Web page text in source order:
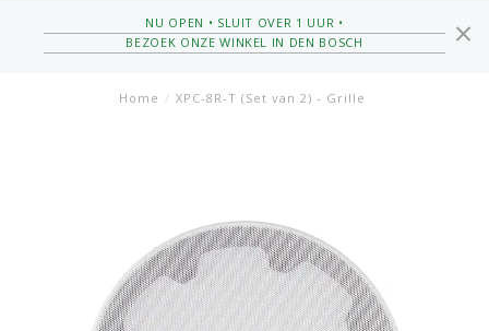
NU OPEN • SLUIT OVER 1 UUR •
BEZOEK ONZE WINKEL IN DEN BOSCH
Home / XPC-8R-T (Set van 2) - Grille